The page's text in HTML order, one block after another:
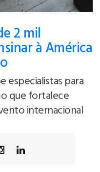
2 mil
à América
especialistas para
que fortalece
internacional